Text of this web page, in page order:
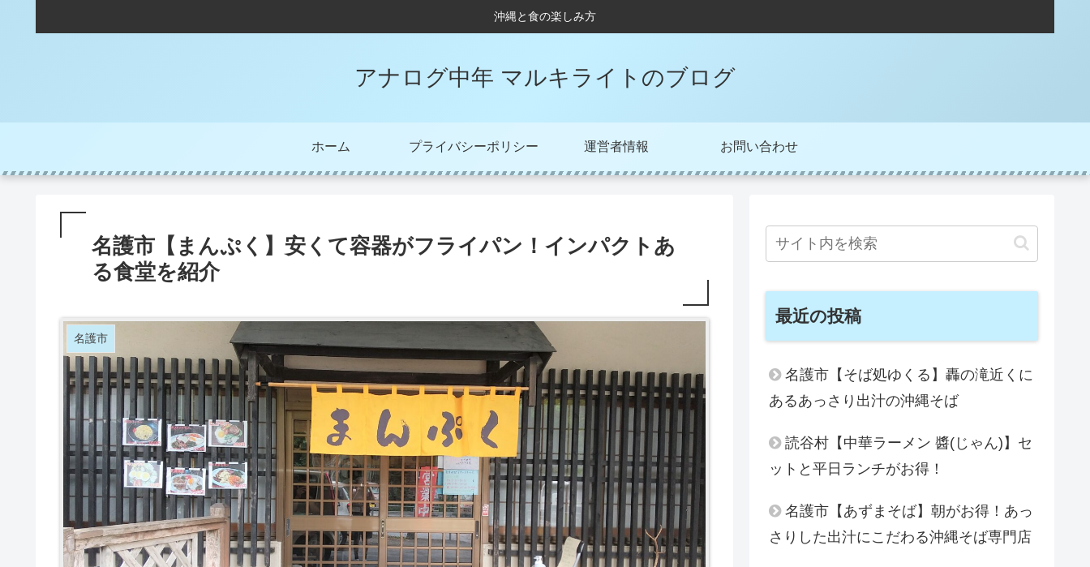
沖縄と食の楽しみ方
アナログ中年 マルキライトのブログ
ホーム プライバシーポリシー 運営者情報 お問い合わせ
名護市【まんぷく】安くて容器がフライパン！インパクトあ
る食堂を紹介
名護市
最近の投稿
名護市【そば処ゆくる】轟の滝近くに
あるあっさり出汁の沖縄そば
読谷村【中華ラーメン 醬(じゃん)】セ
ットと平日ランチがお得！
名護市【あずまそば】朝がお得！あっ
さりした出汁にこだわる沖縄そば専門店